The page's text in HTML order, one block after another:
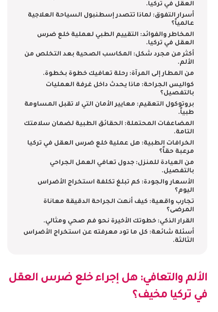
العقل في تركيا.
أسرار التفوق: لماذا تتصدر إسطنبول السياحة العلاجية
عالمياً؟
المخاطر والفوائد: التقييم الطبي لعملية خلع ضرس
العقل في تركيا.
أكثر من مجرد شكل: المكاسب الصحية بعد التخلص من
الألم.
من المطار إلى المرآة: رحلة تعافيك خطوة بخطوة.
كواليس الجراحة: ماذا يحدث داخل غرفة العمليات
بالتفصيل؟
بروتوكول التعقيم: معايير الأمان التي لا تقبل المساومة
طبياً.
المضاعفات المحتملة: الحقائق الطبية لضمان سلامتك
التامة.
الخرافات الطبية: هل عملية خلع ضرس العقل في تركيا
مرعبة حقاً؟
من العيادة للمنزل: جدول تعافي العمل الجراحي
بالتفصيل.
الأسعار والجودة: كم تبلغ تكلفة استخراج الأضراس
اليوم؟
تجارب واقعية: كيف أنهت الجراحة الدقيقة معاناة
المرضى؟
القرار الذكي: خطوتك الأخيرة نحو فم صحي ومثالي.
أسئلة شائعة: كل ما تود معرفته عن استخراج الأضراس
الثالثة.
الألم والتعافي: هل إجراءخلع ضرس العقل
في تركيا مخيف؟